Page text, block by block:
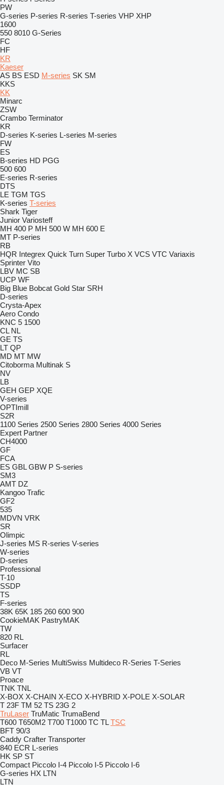
PW
G-series P-series R-series T-series VHP XHP
1600
550 8010 G-Series
FC
HF
KR
Kaeser
AS BS ESD M-series SK SM
KKS
KK
Minarc
ZSW
Crambo Terminator
KR
D-series K-series L-series M-series
FW
ES
B-series HD PGG
500 600
E-series R-series
DTS
LE TGM TGS
K-series T-series
Shark Tiger
Junior Variosteff
MH 400 P MH 500 W MH 600 E
MT P-series
RB
HQR Integrex Quick Turn Super Turbo X VCS VTC Variaxis
Sprinter Vito
LBV MC SB
UCP WF
Big Blue Bobcat Gold Star SRH
D-series
Crysta-Apex
Aero Condo
KNC 5 1500
CL NL
GE TS
LT QP
MD MT MW
Citoborma Multinak S
NV
LB
GEH GEP XQE
V-series
OPTImill
S2R
1100 Series 2500 Series 2800 Series 4000 Series
Expert Partner
CH4000
GF
FCA
ES GBL GBW P S-series
SM3
AMT DZ
Kangoo Trafic
GF2
535
MDVN VRK
SR
Olimpic
J-series MS R-series V-series
W-series
D-series
Professional
T-10
SSDP
TS
F-series
38K 65K 185 260 600 900
CookieMAK PastryMAK
TW
820 RL
Surfacer
RL
Deco M-Series MultiSwiss Multideco R-Series T-Series
VB VT
Proace
TNK TNL
X-BOX X-CHAIN X-ECO X-HYBRID X-POLE X-SOLAR
T 23F TM 52 TS 23G 2
TruLaser TruMatic TrumaBend
T600 T650M2 T700 T1000 TC TL TSC
BFT 90/3
Caddy Crafter Transporter
840 ECR L-series
HK SP ST
Compact Piccolo I-4 Piccolo I-5 Piccolo I-6
G-series HX LTN
LTN